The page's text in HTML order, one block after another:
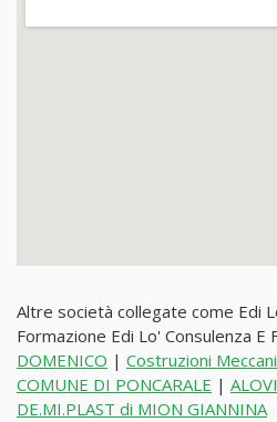
Altre società collegate come Edi
Formazione Edi Lo' Consulenza E
DOMENICO | Costruzioni
COMUNE DI PONCARALE |
DE.MI.PLAST di MION GIANNINA